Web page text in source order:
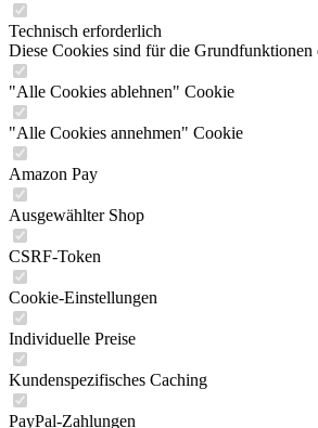
Technisch erforderlich
Diese Cookies sind für die Grundfunktionen
"Alle Cookies ablehnen" Cookie
"Alle Cookies annehmen" Cookie
Amazon Pay
Ausgewählter Shop
CSRF-Token
Cookie-Einstellungen
Individuelle Preise
Kundenspezifisches Caching
PayPal-Zahlungen